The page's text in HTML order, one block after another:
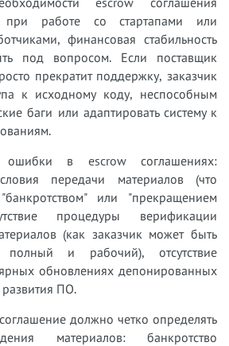
при работе со стартапами или
финансовая стабильность
под вопросом. Если поставщик
прекратит поддержку, заказчик
к исходному коду, неспособным
баги или адаптировать систему к
ошибки в escrow соглашениях:
передачи материалов (что
или "прекращением
процедуры верификации
(как заказчик может быть
и рабочий), отсутствие
обновлениях депонированных
ПО.
должно четко определять
материалов: банкротство